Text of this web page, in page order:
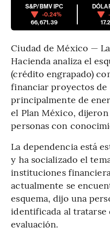
S&P/BMV IPC
-0.24%
66,671.39
Ciudad de México —
Hacienda analiza el
(crédito engrapado)
financiar proyectos de
principalmente de
el Plan México, dijeron
personas con
La dependencia está
y ha socializado el
instituciones
actualmente se
esquema, dijo una
identificada al tratarse
evaluación.